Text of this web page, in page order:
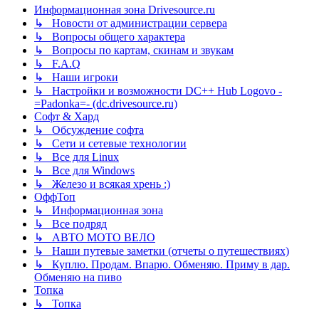
Информационная зона Drivesource.ru
↳ Новости от администрации сервера
↳ Вопросы общего характера
↳ Вопросы по картам, скинам и звукам
↳ F.A.Q
↳ Наши игроки
↳ Настройки и возможности DC++ Hub Logovo -
=Padonka=- (dc.drivesource.ru)
Софт & Хард
↳ Обсуждение софта
↳ Сети и сетевые технологии
↳ Все для Linux
↳ Все для Windows
↳ Железо и всякая хрень :)
ОффТоп
↳ Информационная зона
↳ Все подряд
↳ АВТО МОТО ВЕЛО
↳ Наши путевые заметки (отчеты о путешествиях)
↳ Куплю. Продам. Впарю. Обменяю. Приму в дар.
Обменяю на пиво
Топка
↳ Топка